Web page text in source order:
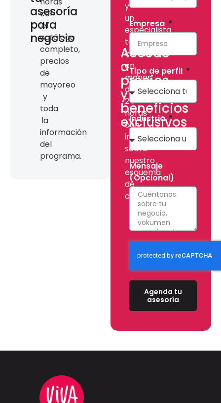
Accede
a
precios
y
beneficios
exclusivos
y
un
especialista
te
contactará
en
menos
de
24
horas
con
información
sobre
nuestro
esquema
de
colaboración.
Empresa
Tipo de perfil
Industria
Mensaje
(Opcional)
Agenda tu
asesoría
asesoría
para
negocio
con
el
catálogo
completo,
precios
de
mayoreo
y
toda
la
información
del
programa.